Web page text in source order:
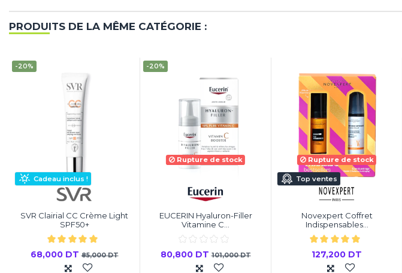
PRODUITS DE LA MÊME CATÉGORIE :
Cadeau inclus !
-20%
SVR Clairial CC Crème Light
SPF50+
68,000 DT85,000 DT
-20%
Rupture de stock
EUCERIN Hyaluron-Filler
Vitamine C...
80,800 DT101,000 DT
Top ventes
Rupture de stock
Novexpert Coffret
Indispensables...
127,200 DT